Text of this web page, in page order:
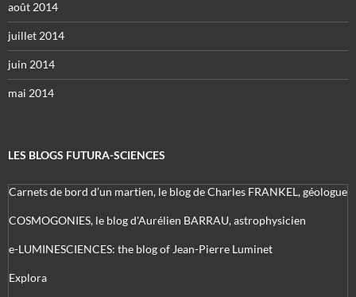
août 2014
juillet 2014
juin 2014
mai 2014
LES BLOGS FUTURA-SCIENCES
Carnets de bord d’un martien, le blog de Charles FRANKEL, géologue
COSMOGONIES, le blog d'Aurélien BARRAU, astrophysicien
e-LUMINESCIENCES: the blog of Jean-Pierre Luminet
Explora